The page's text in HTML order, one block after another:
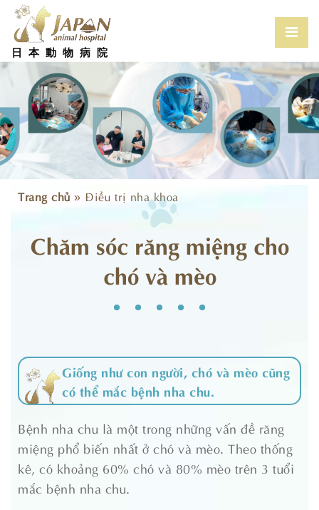
content
日本動物病院
for
Trang chủ » Điều trị nha khoa
Chăm sóc răng miệng cho
chó và mèo
Giống như con người, chó và mèo cũng
có thể mắc bệnh nha chu.
Bệnh nha chu là một trong những vấn đề răng
miệng phổ biến nhất ở chó và mèo. Theo thống
kê, có khoảng 60% chó và 80% mèo trên 3 tuổi
mắc bệnh nha chu.